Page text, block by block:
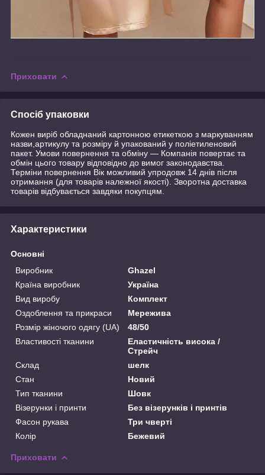
Приховати
Спосіб упаковки
Кожен виріб обладнаний картонною етикеткою з маркуванням
назви,артикулу та розміру й упакований у поліетиленовий
пакет. Умови повернення та обміну — Компанія повертає та
обмін цього товару відповідно до вимог законодавства.
Терміни повернення Вік можливий упродовж 14 днів після
отримання (для товарів належної якості). Зворотна доставка
товарів відбувається завдяки покупцям.
Характеристики
Основні
Виробник
Ghazel
Країна виробник
Україна
Вид виробу
Комплект
Оздоблення та прикраси
Мережива
Розмір жіночого одягу (UA)
48/50
Властивості тканини
Еластичність висока /
Стрейч
Склад
шелк
Стан
Новий
Тип тканини
Шовк
Візерунки і принти
Без візерунків і принтів
Фасон рукава
Три чверті
Колір
Бежевий
Приховати